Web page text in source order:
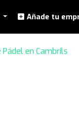
Añade tu
Pádel en Cambrils